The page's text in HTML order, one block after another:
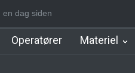
Allerød Station
en dag siden
Operatører Materiel